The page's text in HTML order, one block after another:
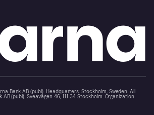
Bank AB (publ). Headquarters: Stockholm, Sweden. All
(publ). Sveavägen 46, 111 34 Stockholm. Organization